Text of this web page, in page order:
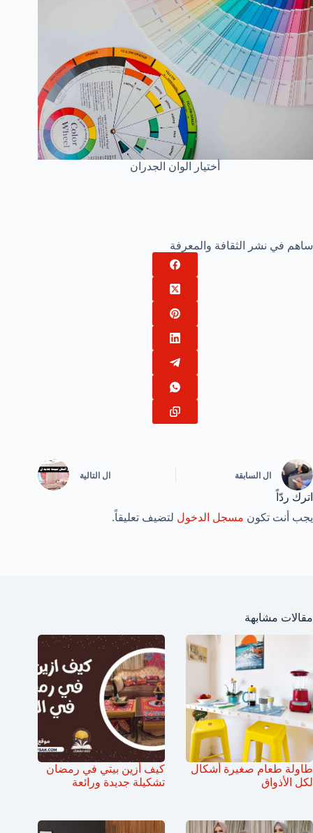
أختيار الوان الجدران
ساهم في نشر الثقافة والمعرفة
ال السابقة ال التالية
اترك ردّاً
يجب أنت تكون مسجل الدخول لتضيف تعليقاً.
مقالات مشابهة
طاولة طعام صغيرة أشكال
لكل الأذواق
كيف أزين بيتي في رمضان
تشكيلة جديدة ورائعة